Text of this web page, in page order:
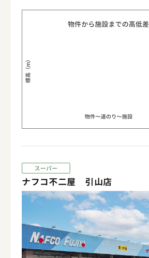
物件から施設までの高低差
標高（m）
物件〜道のり〜施設
スーパー
ナフコ不二屋 引山店